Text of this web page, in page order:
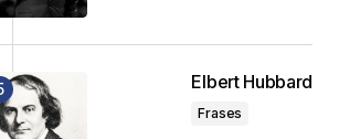
Elbert Hubbard
Frases